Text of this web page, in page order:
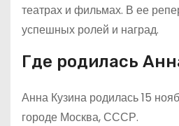
театрах и фильмах. В ее
успешных ролей и наград.
Где родилась
Анна Кузина родилась 15
городе Москва, СССР.